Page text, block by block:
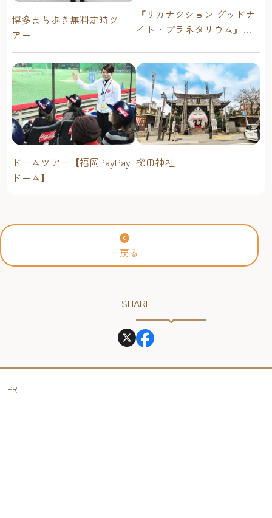
博多まち歩き無料定時ツ
アー
『サカナクション グッドナ
イト・プラネタリウム』が
科学館 ドームシアター】
2026年
ドームツアー【福岡PayPay
ドーム】
櫛田神社
戻る
SHARE
PR